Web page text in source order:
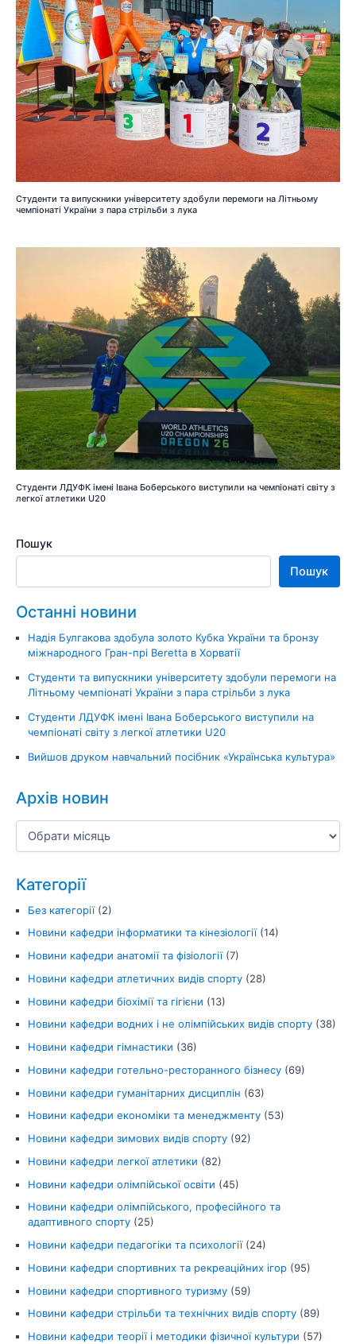
Студенти та випускники університету здобули перемоги на Літньому
чемпіонаті України з пара стрільби з лука
Студенти ЛДУФК імені Івана Боберського виступили на чемпіонаті світу з
легкої атлетики U20
Пошук
Пошук
Останні новини
Надія Булгакова здобула золото Кубка України та бронзу
міжнародного Гран-прі Beretta в Хорватії
Студенти та випускники університету здобули перемоги на
Літньому чемпіонаті України з пара стрільби з лука
Студенти ЛДУФК імені Івана Боберського виступили на
чемпіонаті світу з легкої атлетики U20
Вийшов друком навчальний посібник «Українська культура»
Архів новин
Категорії
Без категорії(2)
Новини кафедри інформатики та кінезіології(14)
Новини кафедри анатомії та фізіології(7)
Новини кафедри атлетичних видів спорту (28)
Новини кафедри біохімії та гігієни (13)
Новини кафедри водних і не олімпійських видів спорту (38)
Новини кафедри гімнастики (36)
Новини кафедри готельно-ресторанного бізнесу (69)
Новини кафедри гуманітарних дисциплін (63)
Новини кафедри економіки та менеджменту (53)
Новини кафедри зимових видів спорту (92)
Новини кафедри легкої атлетики (82)
Новини кафедри олімпійської освіти (45)
Новини кафедри олімпійського, професійного та
адаптивного спорту (25)
Новини кафедри педагогіки та психології(24)
Новини кафедри спортивних та рекреаційних ігор (95)
Новини кафедри спортивного туризму (59)
Новини кафедри стрільби та технічних видів спорту (89)
Новини кафедри теорії і методики фізичної культури (57)